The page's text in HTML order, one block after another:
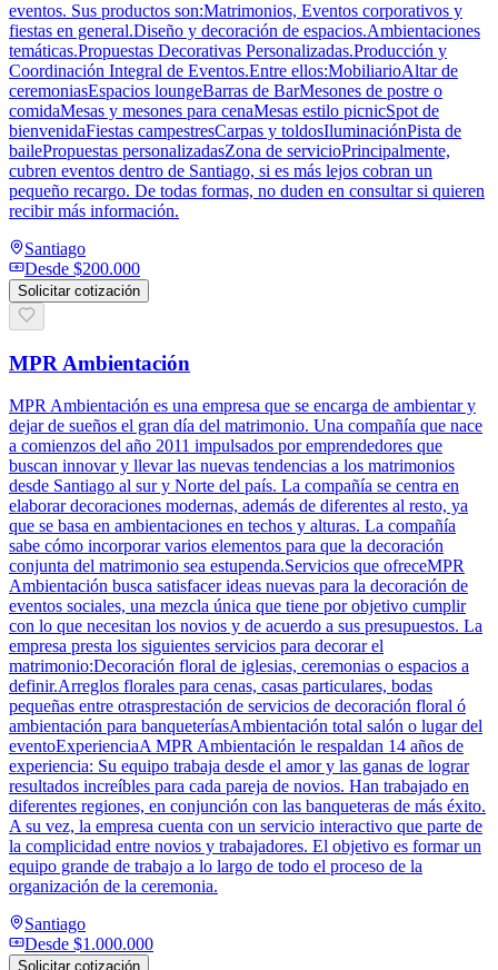
eventos. Sus productos son:Matrimonios, Eventos corporativos y
fiestas en general.Diseño y decoración de espacios.Ambientaciones
temáticas.Propuestas Decorativas Personalizadas.Producción y
Coordinación Integral de Eventos.Entre ellos:MobiliarioAltar de
ceremoniasEspacios loungeBarras de BarMesones de postre o
comidaMesas y mesones para cenaMesas estilo picnicSpot de
bienvenidaFiestas campestresCarpas y toldosIluminaciónPista de
bailePropuestas personalizadasZona de servicioPrincipalmente,
cubren eventos dentro de Santiago, si es más lejos cobran un
pequeño recargo. De todas formas, no duden en consultar si quieren
recibir más información.
Santiago
Desde $200.000
Solicitar cotización
MPR Ambientación
MPR Ambientación es una empresa que se encarga de ambientar y
dejar de sueños el gran día del matrimonio. Una compañía que nace
a comienzos del año 2011 impulsados por emprendedores que
buscan innovar y llevar las nuevas tendencias a los matrimonios
desde Santiago al sur y Norte del país. La compañía se centra en
elaborar decoraciones modernas, además de diferentes al resto, ya
que se basa en ambientaciones en techos y alturas. La compañía
sabe cómo incorporar varios elementos para que la decoración
conjunta del matrimonio sea estupenda.Servicios que ofreceMPR
Ambientación busca satisfacer ideas nuevas para la decoración de
eventos sociales, una mezcla única que tiene por objetivo cumplir
con lo que necesitan los novios y de acuerdo a sus presupuestos. La
empresa presta los siguientes servicios para decorar el
matrimonio:Decoración floral de iglesias, ceremonias o espacios a
definir.Arreglos florales para cenas, casas particulares, bodas
pequeñas entre otrasprestación de servicios de decoración floral ó
ambientación para banqueteríasAmbientación total salón o lugar del
eventoExperienciaA MPR Ambientación le respaldan 14 años de
experiencia: Su equipo trabaja desde el amor y las ganas de lograr
resultados increíbles para cada pareja de novios. Han trabajado en
diferentes regiones, en conjunción con las banqueteras de más éxito.
A su vez, la empresa cuenta con un servicio interactivo que parte de
la complicidad entre novios y trabajadores. El objetivo es formar un
equipo grande de trabajo a lo largo de todo el proceso de la
organización de la ceremonia.
Santiago
Desde $1.000.000
Solicitar cotización